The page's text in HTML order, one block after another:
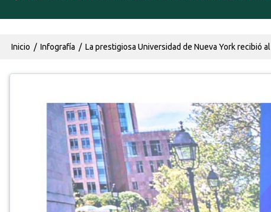
Ruta de navegación
Inicio Infografía La prestigiosa Universidad de Nueva York recibió